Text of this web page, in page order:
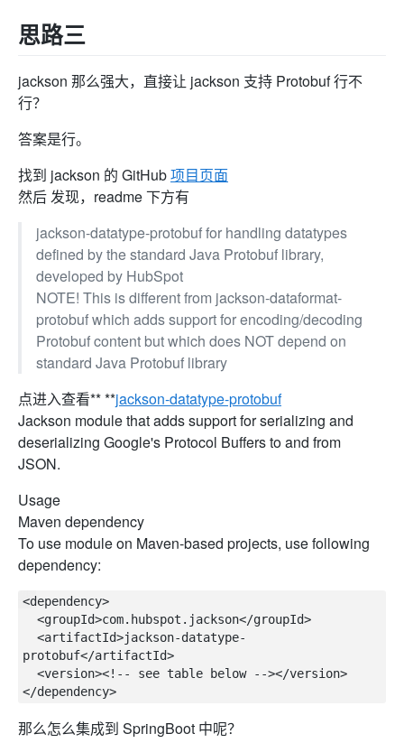
思路三
jackson 那么强大，直接让 jackson 支持 Protobuf 行不
行？
答案是行。
找到 jackson 的 GitHub项目页面
然后 发现，readme 下方有
jackson-datatype-protobuf for handling datatypes
defined by the standard Java Protobuf library,
developed by HubSpot
NOTE! This is different from jackson-dataformat-
protobuf which adds support for encoding/decoding
Protobuf content but which does NOT depend on
standard Java Protobuf library
点进入查看** **jackson-datatype-protobuf
Jackson module that adds support for serializing and
deserializing Google's Protocol Buffers to and from
JSON.
Usage
Maven dependency
To use module on Maven-based projects, use following
dependency:
<dependency>
  <groupId>com.hubspot.jackson</groupId>
  <artifactId>jackson-datatype-
protobuf</artifactId>
  <version><!-- see table below --></version>
那么怎么集成到 SpringBoot 中呢？